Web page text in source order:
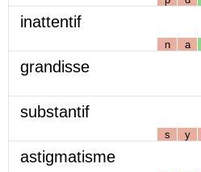
inattentif
n a
grandisse
substantif
s y
astigmatisme